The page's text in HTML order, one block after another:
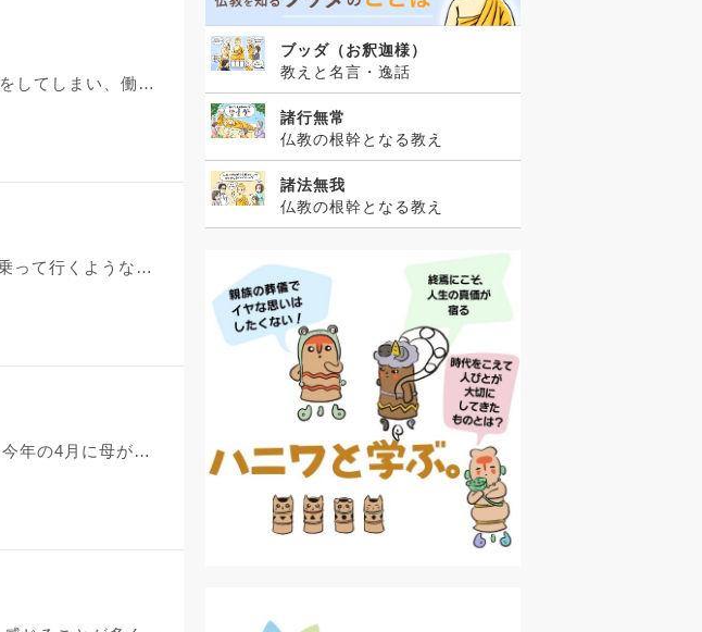
私は現在無職で前職、前前職を精神的な理由でいけなくなり、短期離職をしてしまい、働くのが怖くなったり、これからどうするか不安が強く、迷いだし、今は就労移行支援で通所してサービスを受けながら就活や自己分析など自分を見つめ直したり立ち止まってこれからどうするか考えながら、就活を進めてます。実家暮らしで、姉も同居しておりますが、姉も仕事を退職し現在無職であり、就職活動をしています。最近面接にいきだし、スーツを見せてきたり活動しているアピールをしてきたり、そして、親に面接にいった話をしたり、正直イライラしてむかつきます。また、スーツで出掛ける姿をみることや、部屋で履歴書などを書いてる姿を見て、私はイライラと同時に自分がなにもできてない、情けないとおちこんでしまいます。何も活動せず前に進めてない自分に対して、姉は動いており、かつ面接いったことなどを家族みんなに報告したりしてくるので正直うざいです。仲が悪いわけではないのですが正直元々姉のとこはあまり好きではなく、目を合わして会話したくないです。そんな姉に先を越されてる状況に家にいるとただただ焦ってどうしようとなったり、自分は何も就活をしておらず、ただ親に迷惑しかかけておらず、何をやってるんだろうと自己嫌悪になります。活動してないわけではなく、毎日通所してはいます。でもそれも意味があるものなのか、、無駄なことではと思うようになり、これからどうしていったらいいのか、不安になっているときに、姉の姿をみると辛くなり家にいると比較したりして、わたしも早く決めないと、面接受けないとと、息が荒くなります。。 一生懸命将来に向けて考えてる、動こうと努力していると思うのですが、姉より負けてる自分に情けなさを感じます‥。昔から負けず嫌いな性格もあり、兄弟の中でも一番早く結婚しないととか、早く就職活動して決めないととか思うことが強く、だからこそ、姉が活動しているかつアピールしてくるのが腹が立ち、かつ自分が情けなく自己嫌悪になります。自分の人生に関係ない、人は人、自分は自分だと思うようにしようと努力はしていますが、なかなかそのように思えず、これからのことが不安で寝れません。
私には2歳上の姉がいて、今年姉は受験生です。 そんな中でも新幹線に乗って行くようなライブに行ったり、学校用のタブレットにゲームをいっぱい入れて、最近電気代が高いと話しても「ゲームのログインがおわってないから」と、悪びれもせず夜遅くまでゲームをします。 ほかにも、受験勉強もせずに就職する友達と川で遊んだり、自転車で隣の県に行く、など言い出したり、ほんとに受験生なのか？それ以前にほんとに高校生なのか？という疑問がわくほど変なことをします。テレビに自分は世界を知っていると言わんばかりの独り言を言ったり、自分のことが第1優先で馬鹿な厨二病みたいな発言もキモイです。そのくせして、外面は良い奴になってるのが更にキモイです。 私はそんな姉のために弁当やご飯をつくってあげてるのにも関わらず、手伝いもせず、料理もつくれないくせに、やれ不味いだの、他のが食べたいなど、人にストレスをかけてきます。感謝なんてされたことがありません。まるで人を奴隷だと思っているような発言をします。 もう辛いです。いつか、姉を殺してしまうのではないか、と思うことがあります。でも、そんなことしたらいけないことも知っています。今まで積んできた努力が水の泡になってしまうことも知っています。私はまだ子供だし、家をでることも出来ません。私も姉も大学に進学する予定なので、少なくともあと4年、一緒に居ないといけません。どうしたら辛くなるなりますかね？いっそ交通事故とかで死んでくれたらどれほどいいことか。
姉との関係で悩んでいます。 姉と私は6歳違いで、種違いの姉弟です。 今年の4月に母が大腸癌のため、入院先の病院で亡くなりましたが、母のこの病気の件をきっかけに、約26年振りに音信不通だった姉と連絡を取る事になりました。 私と母は性格的に似ていて、間違いが許せない、要領良く立ち振る舞えない、周りの人間を優先してしまう等が共通点ですが、姉は正反対の性格で、自分本位で行動、腹黒い、したたか、お金が１番、ブランド好き、ええかっこしい、要領良く、こずるい、嘘つき、外面良くて、身内に厳しいなど、とにかく自分が１番、自分さえ良ければいいという人です。 今回、姉と接触する機会を通し、姉の素の部分(本性)を徐々に感じ始めました。 それまで小さな違和感、不信感を感じる事はありましたが、ここまでの性格とは思いませんでした。 もう一つのきっかけは、ある方に相談「霊視」して頂いた事です。 姉の性格、素行なと、私が上手く表現出来なかった事をズバリ言い当てられました。そして更に、姉は結婚後、そして今現在も不倫してると言われました。 姉は東京で生活するようになり6年、今は自分の子供「次男」と生活していますが、そこでの最初の職場でも、不倫が原因で仕事を辞めていると言われました。 もしかしたら、不倫相手に会うために、母の家の片付け等にも来なかったのかと感じています。 又、不倫相手はお金持ちで、援助してもらう関係が常とも言われました。 又、母からは、合計数百万の援助を受けていたとも言われました。 母はかなり、姉に対して疲弊していたとも言われました。もちろん姉は、全てに全否定でしたが、こちらからの問いの電話には対応する事無く、全てメールで返答してきました。半信半疑であり、不信感もいっぱいでした。 今までの姉の生活ぶり、身なり、会話などを振り返り、又、この霊視して頂いた方の発言を考えると、嘘ではないと思ってしまいます。 最後にメールで「決別、縁を切る」と姉に言いましたが、そちらの方が好都合と言わんばかりの返信があり、それっきりです。普通なら、電話に出るなり、直接会話して、お互い意見言いたい所でしたが、姉には全くその気配がありません。 やはり姉は、霊視して頂いた通りの人間なのか？私の思い過ごしなのか？ このまま決別した関係が１番なのでしょうか？ とにかく今は、信じられない気持ちでいっぱいです。
ブッダ（お釈迦様）
教えと名言・逸話
諸行無常
仏教の根幹となる教え
諸法無我
仏教の根幹となる教え